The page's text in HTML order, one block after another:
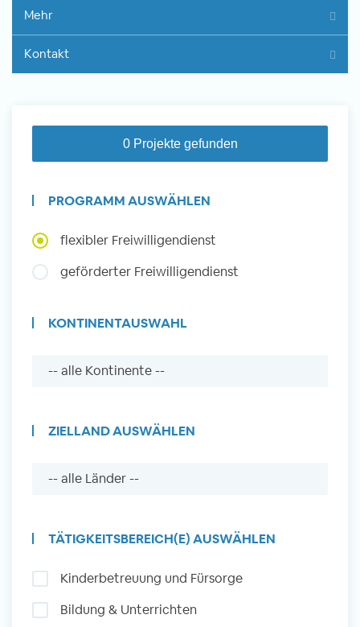
Auslandserfahrung Sammeln
und Sozial Engagieren
Initiativbewerbung
Auslandserfahrung Sammeln
Mehr
Kontakt
0 Projekte gefunden
PROGRAMM AUSWÄHLEN
flexibler Freiwilligendienst
geförderter Freiwilligendienst
KONTINENTAUSWAHL
ZIELLAND AUSWÄHLEN
TÄTIGKEITSBEREICH(E) AUSWÄHLEN
Kinderbetreuung und Fürsorge
Bildung & Unterrichten